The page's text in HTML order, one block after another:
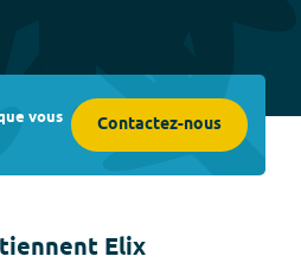
vous Contactez-nous
Elix